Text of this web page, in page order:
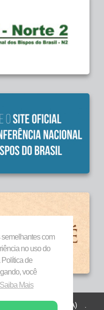
com
no uso do
de
você
Saiba Mais
Diocese de Marabá (PA) .